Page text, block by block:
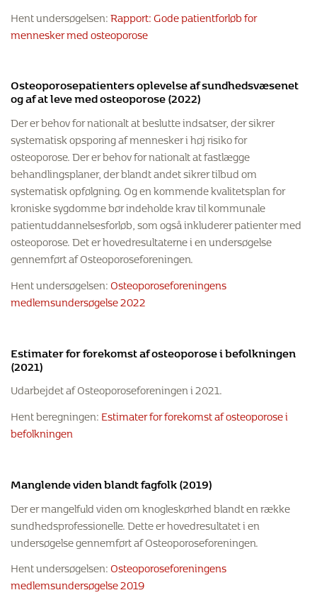
Hent undersøgelsen:Rapport: Gode patientforløb for
mennesker med osteoporose
Osteoporosepatienters oplevelse af sundhedsvæsenet
og af at leve med osteoporose (2022)
Der er behov for nationalt at beslutte indsatser, der sikrer
systematisk opsporing af mennesker i høj risiko for
osteoporose. Der er behov for nationalt at fastlægge
behandlingsplaner, der blandt andet sikrer tilbud om
systematisk opfølgning. Og en kommende kvalitetsplan for
kroniske sygdomme bør indeholde krav til kommunale
patientuddannelsesforløb, som også inkluderer patienter med
osteoporose. Det er hovedresultaterne i en undersøgelse
gennemført af Osteoporoseforeningen.
Hent undersøgelsen:Osteoporoseforeningens
medlemsundersøgelse 2022
Estimater for forekomst af osteoporose i befolkningen
(2021)
Udarbejdet af Osteoporoseforeningen i 2021.
Hent beregningen:Estimater for forekomst af osteoporose i
befolkningen
Manglende viden blandt fagfolk (2019)
Der er mangelfuld viden om knogleskørhed blandt en række
sundhedsprofessionelle. Dette er hovedresultatet i en
undersøgelse gennemført af Osteoporoseforeningen.
Hent undersøgelsen:Osteoporoseforeningens
medlemsundersøgelse 2019